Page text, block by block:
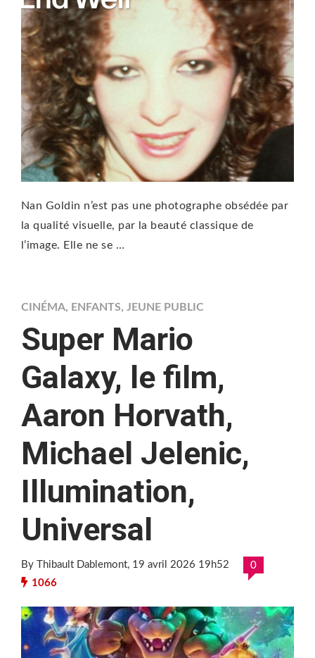
Nan Goldin n’est pas une photographe obsédée par
la qualité visuelle, par la beauté classique de
l’image. Elle ne se …
CINÉMA, ENFANTS, JEUNE PUBLIC
Super Mario
Galaxy, le film,
Aaron Horvath,
Michael Jelenic,
Illumination,
Universal
By Thibault Dablemont, 19 avril 2026 19h52
0
1066